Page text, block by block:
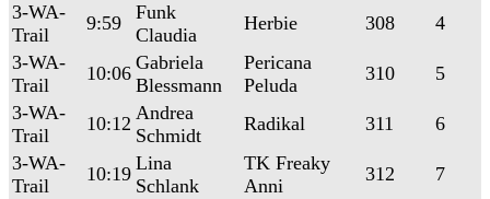
3-WA-
Trail
9:59
Funk
Claudia
Herbie 308
4
3-WA-
Trail
10:06 Gabriela
Blessmann
Pericana
Peluda
310
5
3-WA-
Trail
10:12 Andrea
Schmidt
Radikal 311
6
3-WA-
Trail
10:19 Lina
Schlank
TK Freaky
Anni
312
7